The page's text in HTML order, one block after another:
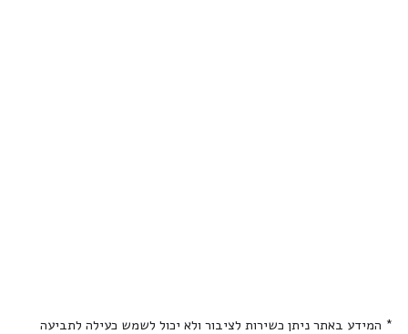
* המידע באתר ניתן כשירות לציבור ולא יכול לשמש כעילה לתביעה